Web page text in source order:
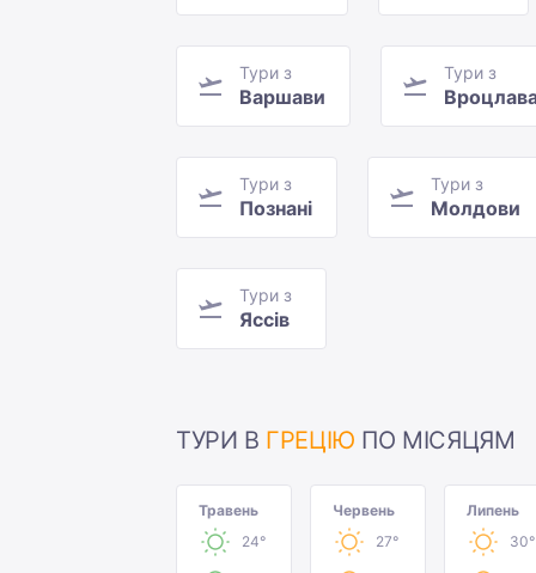
Тури з
Варшави
Тури з
Тури з
Познані
Тури з
Молдови
Тури з
Яссів
ТУРИ В ГРЕЦІЮ ПО МІСЯЦЯМ
Травень
24°
Червень
27°
Липень
30°